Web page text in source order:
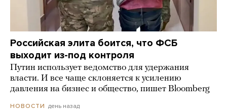
Российская элита боится, что ФСБ
выходит из-под контроля
Путин использует ведомство для удержания
власти. И все чаще склоняется к усилению
давления на бизнес и общество, пишет Bloomberg
НОВОСТИ день назад